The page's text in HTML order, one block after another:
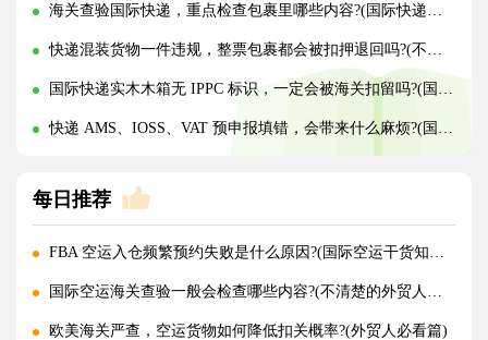
海关查验国际快递，重点检查包裹里哪些内容?(国际快递干货知识分享)
快递混装货物一件违规，整票包裹都会被扣押退回吗?(不清楚的外贸人看过来)
国际快递实木木箱无 IPPC 标识，一定会被海关扣留吗?(国际快递干货知识分享)
快递 AMS、IOSS、VAT 预申报填错，会带来什么麻烦?(国际快递干货知识分享)
每日推荐
FBA 空运入仓频繁预约失败是什么原因?(国际空运干货知识分享)
国际空运海关查验一般会检查哪些内容?(不清楚的外贸人看过来)
欧美海关严查，空运货物如何降低扣关概率?(外贸人必看篇)